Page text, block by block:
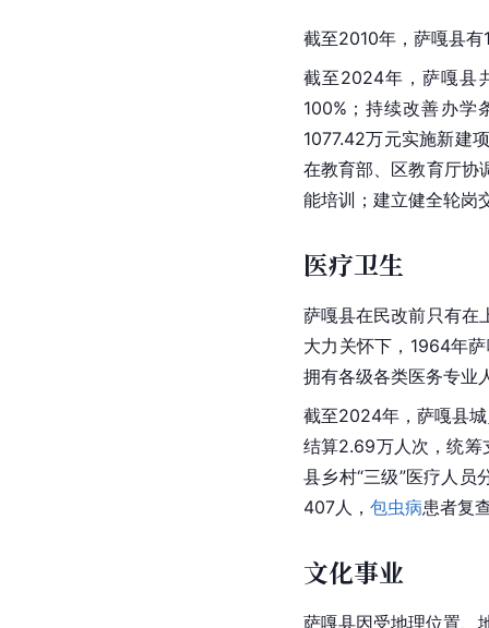
截至2010年，萨嘎县
截至2024年，萨嘎县
100%；持续改善办学
1077.42万元实施新建
在教育部、区教育厅协
能培训；建立健全轮岗
医疗卫生
萨嘎县在民改前只有在
大力关怀下，1964年
拥有各级各类医务专业
截至2024年，萨嘎县
结算2.69万人次，统筹
县乡村“三级”医疗人
407人， 包虫病患者复
文化事业
萨嘎县因受地理位置、